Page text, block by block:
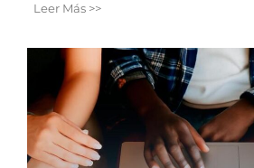
Leer Más >>